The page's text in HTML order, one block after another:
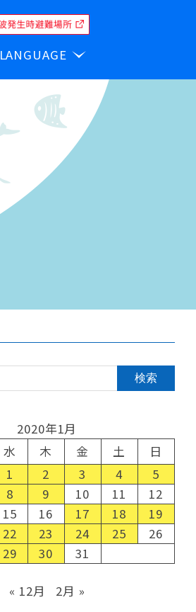
LANGUAGE
2020年1月
水 木 金 土
日
1
2 3 4
5
8 9 10 11
12
15 16 17 18
19
22 23 24 25
26
29 30 31
« 12月 2月 »